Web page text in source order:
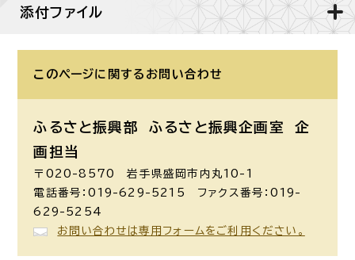
添付ファイル
このページに関する お問い合わせ
ふるさと振興部 ふるさと振興企画室
企
画担当
〒020-8570 岩手県盛岡市内丸10-1
電話番号：019-629-5215 ファクス番号：019-
629-5254
お問い合わせは専用フォームをご利用ください。